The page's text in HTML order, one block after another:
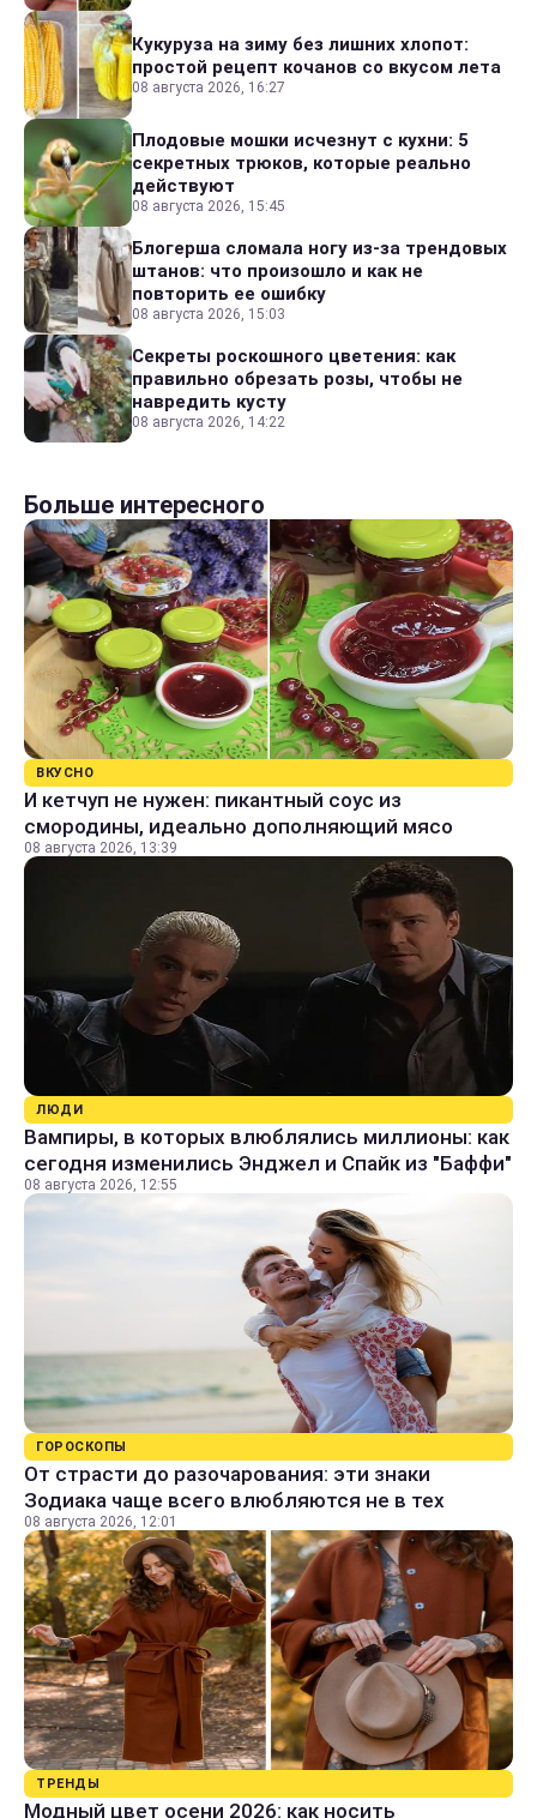
Кукуруза на зиму без лишних хлопот:
простой рецепт кочанов со вкусом лета
08 августа 2026, 16:27
Плодовые мошки исчезнут с кухни: 5
секретных трюков, которые реально
действуют
08 августа 2026, 15:45
Блогерша сломала ногу из-за трендовых
штанов: что произошло и как не
повторить ее ошибку
08 августа 2026, 15:03
Секреты роскошного цветения: как
правильно обрезать розы, чтобы не
навредить кусту
08 августа 2026, 14:22
Больше интересного
ВКУСНО
И кетчуп не нужен: пикантный соус из
смородины, идеально дополняющий мясо
08 августа 2026, 13:39
ЛЮДИ
Вампиры, в которых влюблялись миллионы: как
сегодня изменились Энджел и Спайк из "Баффи"
08 августа 2026, 12:55
ГОРОСКОПЫ
От страсти до разочарования: эти знаки
Зодиака чаще всего влюбляются не в тех
08 августа 2026, 12:01
ТРЕНДЫ
Модный цвет осени 2026: как носить